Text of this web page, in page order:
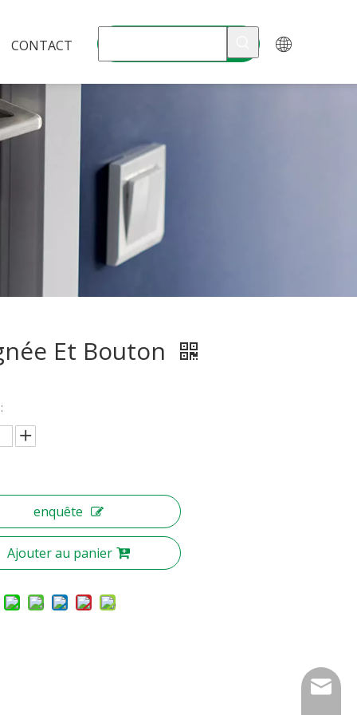
CONTACT
Et Bouton
enquête
Ajouter au panier